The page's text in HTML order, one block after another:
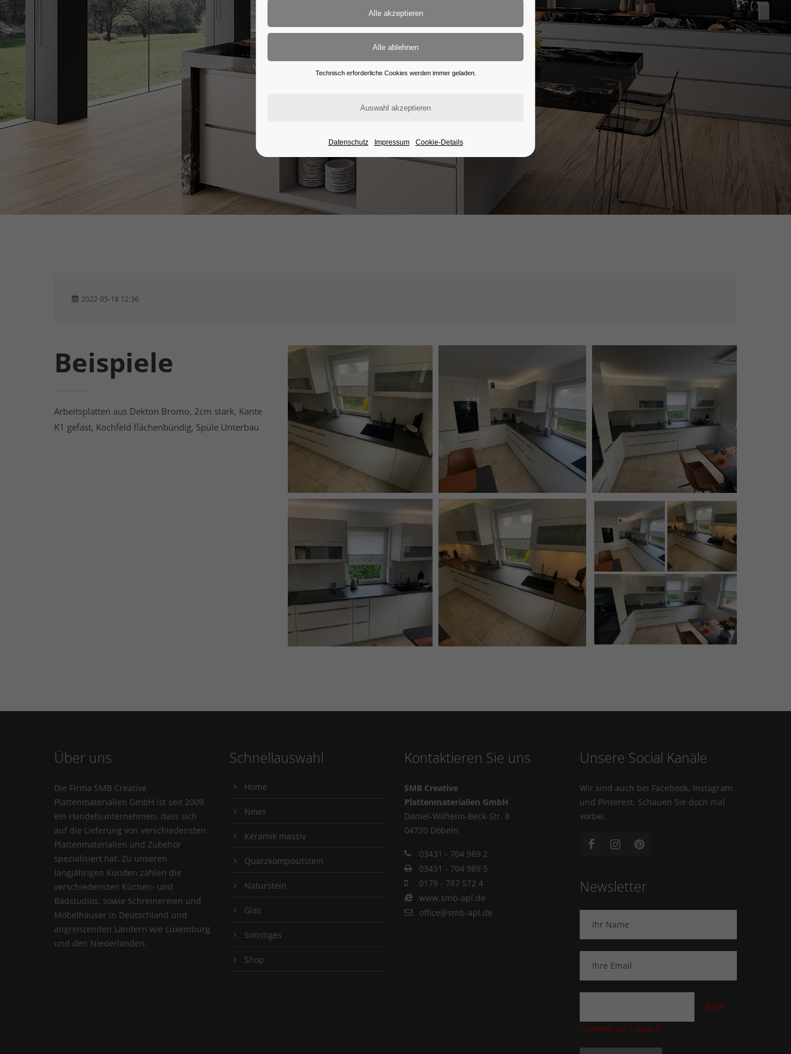
2022-05-18 12:36
Beispiele
Arbeitsplatten aus Dekton Bromo, 2cm stark, Kante
K1 gefast, Kochfeld flächenbündig, Spüle Unterbau
Über uns
Die Firma SMB Creative
Plattenmaterialien GmbH ist seit 2009
ein Handelsunternehmen, dass sich
auf die Lieferung von verschiedensten
Plattenmaterialien und Zubehör
spezialisiert hat. Zu unseren
langjährigen Kunden zählen die
verschiedensten Küchen- und
Badstudios, sowie Schreinereien und
Möbelhäuser in Deutschland und
angrenzenden Ländern wie Luxemburg
und den Niederlanden.
Schnellauswahl
Home
News
Keramik massiv
Quarzkompositstein
Naturstein
Glas
Sonstiges
Shop
Kontaktieren Sie uns
SMB Creative
Plattenmaterialien GmbH
Daniel-Wilhelm-Beck-Str. 8
04720 Döbeln
03431 - 704 989 2
03431 - 704 989 5
0179 - 787 572 4
www.smb-apl.de
office@smb-apl.de
Unsere Social Kanäle
Wir sind auch bei Facebook, Instagram
und Pinterest. Schauen Sie doch mal
vorbei.
Newsletter
Bitte
rechnen Sie 1 plus 9.
Technisch erforderliche Cookies werden immer geladen.
Datenschutz Impressum Cookie-Details